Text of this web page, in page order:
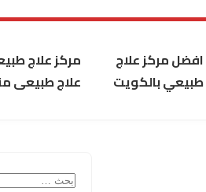
افضل مركز علاج
طبيعي بالكويت
مركز علاج
علاج طبيعى
البحث